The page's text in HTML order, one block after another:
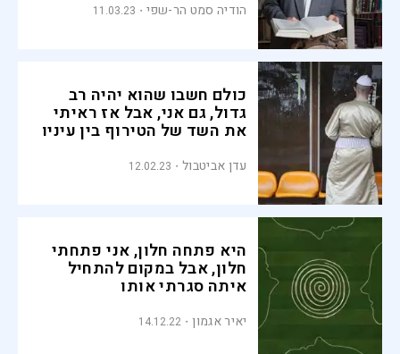
הודיה סמט הר-שפי 11.03.23
כולם חשבו שהוא יהיה רב
גדול, גם אני, אבל אז ראיתי
את השד של הטירוף בין עיניו
עדן אביטבול 12.02.23
היא פתחה חלון, אני פתחתי
חלון, אבל במקום להתחיל
איתה סגרתי אותו
יאיר אגמון 14.12.22